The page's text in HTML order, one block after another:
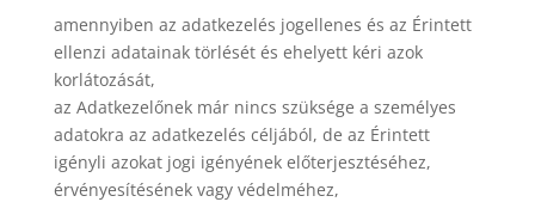
amennyiben az adatkezelés jogellenes és az Érintett
ellenzi adatainak törlését és ehelyett kéri azok
korlátozását,
az Adatkezelőnek már nincs szüksége a személyes
adatokra az adatkezelés céljából, de az Érintett
igényli azokat jogi igényének előterjesztéséhez,
érvényesítésének vagy védelméhez,